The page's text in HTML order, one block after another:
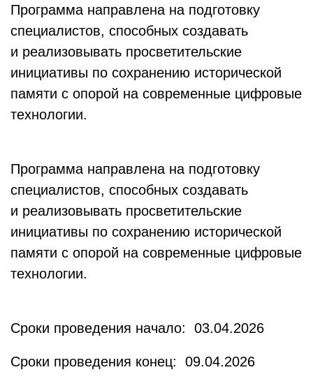
Программа направлена на подготовку
специалистов, способных создавать
и реализовывать просветительские
инициативы по сохранению исторической
памяти с опорой на современные цифровые
технологии.
Программа направлена на подготовку
специалистов, способных создавать
и реализовывать просветительские
инициативы по сохранению исторической
памяти с опорой на современные цифровые
технологии.
Сроки проведения начало: 03.04.2026
Сроки проведения конец: 09.04.2026